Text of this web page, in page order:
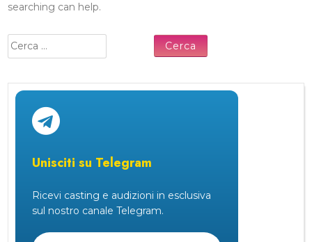
searching can help.
Unisciti su Telegram
Ricevi casting e audizioni in esclusiva
sul nostro canale Telegram.